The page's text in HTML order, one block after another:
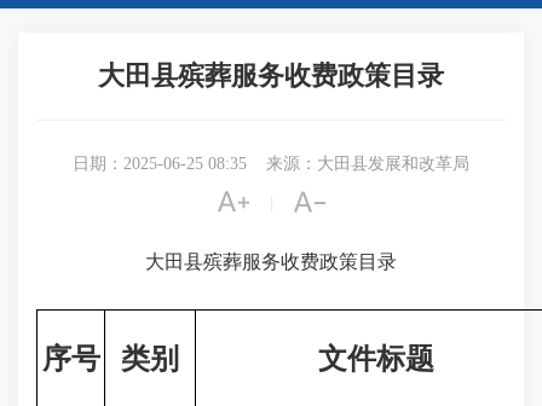
大田县殡葬服务收费政策目录
日期：2025-06-25 08:35 来源：大田县发展和改革局
 
大田县殡葬服务收费政策目录
序号 类别 文件标题